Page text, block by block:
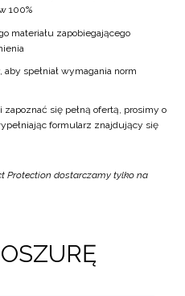
100%
materiału zapobiegającego
spełniał wymagania norm
się pełną ofertą, prosimy o
formularz znajdujący się
Protection dostarczamy tylko na